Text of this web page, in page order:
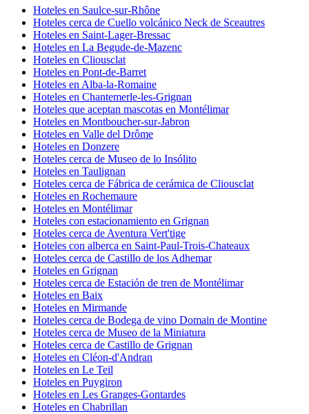
Hoteles en Saulce-sur-Rhône
Hoteles cerca de Cuello volcánico Neck de Sceautres
Hoteles en Saint-Lager-Bressac
Hoteles en La Begude-de-Mazenc
Hoteles en Cliousclat
Hoteles en Pont-de-Barret
Hoteles en Alba-la-Romaine
Hoteles en Chantemerle-les-Grignan
Hoteles que aceptan mascotas en Montélimar
Hoteles en Montboucher-sur-Jabron
Hoteles en Valle del Drôme
Hoteles en Donzere
Hoteles cerca de Museo de lo Insólito
Hoteles en Taulignan
Hoteles cerca de Fábrica de cerámica de Cliousclat
Hoteles en Rochemaure
Hoteles en Montélimar
Hoteles con estacionamiento en Grignan
Hoteles cerca de Aventura Vert'tige
Hoteles con alberca en Saint-Paul-Trois-Chateaux
Hoteles cerca de Castillo de los Adhemar
Hoteles en Grignan
Hoteles cerca de Estación de tren de Montélimar
Hoteles en Baix
Hoteles en Mirmande
Hoteles cerca de Bodega de vino Domain de Montine
Hoteles cerca de Museo de la Miniatura
Hoteles cerca de Castillo de Grignan
Hoteles en Cléon-d'Andran
Hoteles en Le Teil
Hoteles en Puygiron
Hoteles en Les Granges-Gontardes
Hoteles en Chabrillan